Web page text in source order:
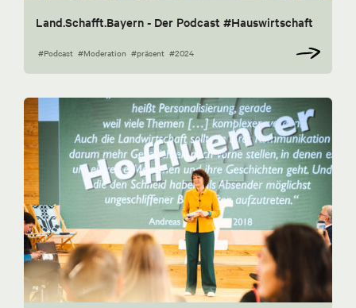
Land.Schafft.Bayern - Der Podcast #Hauswirtschaft
#Podcast #Moderation #präsent #2024